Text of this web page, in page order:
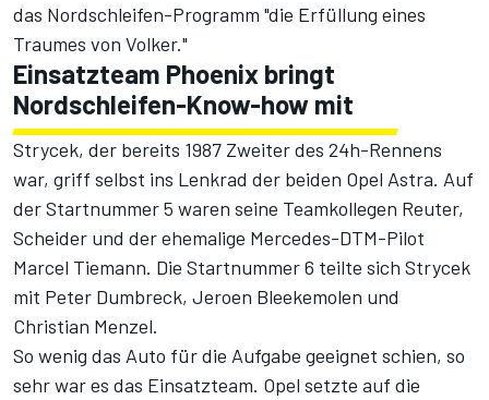
das Nordschleifen-Programm "die Erfüllung eines
Traumes von Volker."
Einsatzteam Phoenix bringt
Nordschleifen-Know-how mit
Strycek, der bereits 1987 Zweiter des 24h-Rennens
war, griff selbst ins Lenkrad der beiden Opel Astra. Auf
der Startnummer 5 waren seine Teamkollegen Reuter,
Scheider und der ehemalige Mercedes-DTM-Pilot
Marcel Tiemann. Die Startnummer 6 teilte sich Strycek
mit Peter Dumbreck, Jeroen Bleekemolen und
Christian Menzel.
So wenig das Auto für die Aufgabe geeignet schien, so
sehr war es das Einsatzteam. Opel setzte auf die